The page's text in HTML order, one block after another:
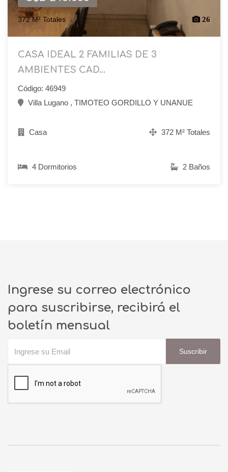
372 M² Totales 26
CASA IDEAL 2 FAMILIAS DE 3
AMBIENTES CAD...
Código: 46949
Villa Lugano , TIMOTEO GORDILLO Y UNANUE
Casa 372 M² Totales
4 Dormitorios 2 Baños
Ingrese su correo electrónico
para suscribirse, recibirá el
boletín mensual
Suscribir